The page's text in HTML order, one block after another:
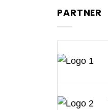
PARTNER